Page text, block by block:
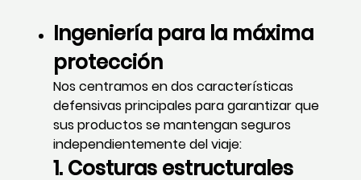
Ingeniería para la máxima
protección
Nos centramos en dos características
defensivas principales para garantizar que
sus productos se mantengan seguros
independientemente del viaje:
1. Costuras estructurales